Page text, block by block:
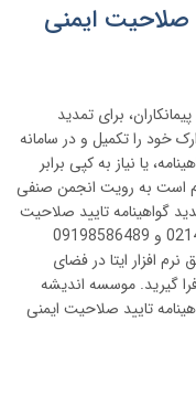
صلاحیت ایمنی
برای تمدید
خود را تکمیل و در سامانه
یا نیاز به کپی برابر
است به رویت انجمن صنفی
گواهینامه تایید صلاحیت
ایمنی پیمانکاران لطفا با شماره تلفن 02144178290 و 09198586489
افزار ایتا در فضای
فرا گیرید. موسسه اندیشه
تایید صلاحیت ایمنی